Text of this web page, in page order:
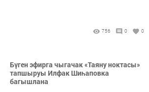
756 0 0
Бүген эфирга чыгачак «Таяну ноктасы»
тапшыруы Илфак Шиһаповка
багышлана